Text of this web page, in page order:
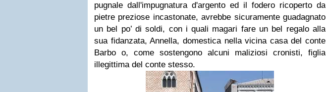
pugnale dall'impugnatura d'argento ed il fodero ricoperto da
pietre preziose incastonate, avrebbe sicuramente guadagnato
un bel po’ di soldi, con i quali magari fare un bel regalo alla
sua fidanzata, Annella, domestica nella vicina casa del conte
Barbo o, come sostengono alcuni maliziosi cronisti, figlia
illegittima del conte stesso.